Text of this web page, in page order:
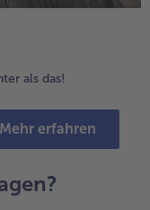
als das!
Mehr erfahren